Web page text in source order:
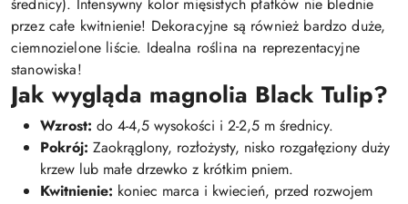
średnicy). Intensywny kolor mięsistych płatków nie blednie
przez całe kwitnienie! Dekoracyjne są również bardzo duże,
ciemnozielone liście. Idealna roślina na reprezentacyjne
stanowiska!
Jak wygląda magnolia Black Tulip?
Wzrost: do 4-4,5 wysokości i 2-2,5 m średnicy.
Pokrój: Zaokrąglony, rozłożysty, nisko rozgałęziony duży
krzew lub małe drzewko z krótkim pniem.
Kwitnienie: koniec marca i kwiecień, przed rozwojem